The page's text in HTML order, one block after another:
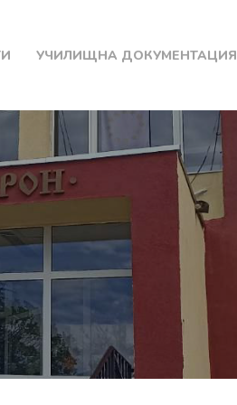
УЧИЛИЩНА ДОКУМЕНТАЦИЯ